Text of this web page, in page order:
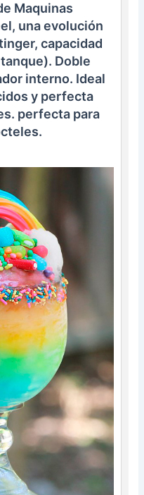
Maquinas
una evolución
capacidad
Doble
interno. Ideal
y perfecta
perfecta para